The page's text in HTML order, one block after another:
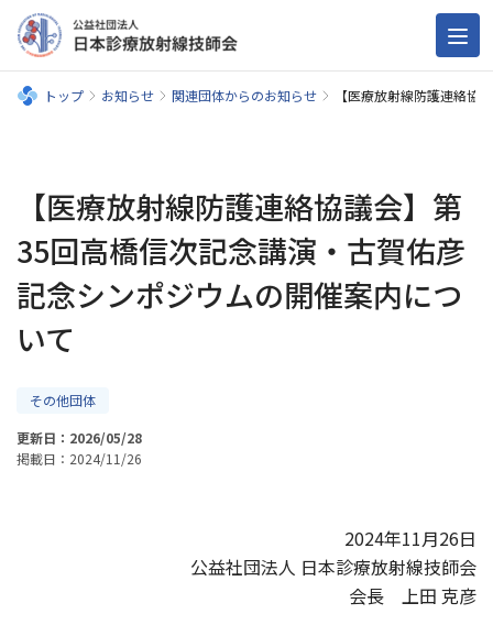
トップ お知らせ 関連団体からのお知らせ 【医療放射線防護連絡協
【医療放射線防護連絡協議会】第
35回高橋信次記念講演・古賀佑彦
記念シンポジウムの開催案内につ
いて
その他団体
更新日：2026/05/28
掲載日：2024/11/26
2024年11月26日
公益社団法人 日本診療放射線技師会
会長 上田 克彦